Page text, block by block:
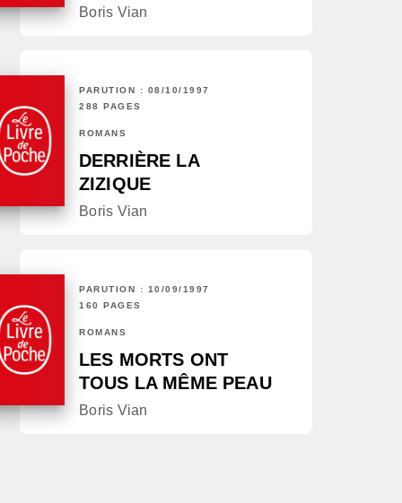
Boris Vian
PARUTION : 08/10/1997
288 PAGES
ROMANS
DERRIÈRE LA
ZIZIQUE
Boris Vian
PARUTION : 10/09/1997
160 PAGES
ROMANS
LES MORTS ONT
TOUS LA MÊME PEAU
Boris Vian